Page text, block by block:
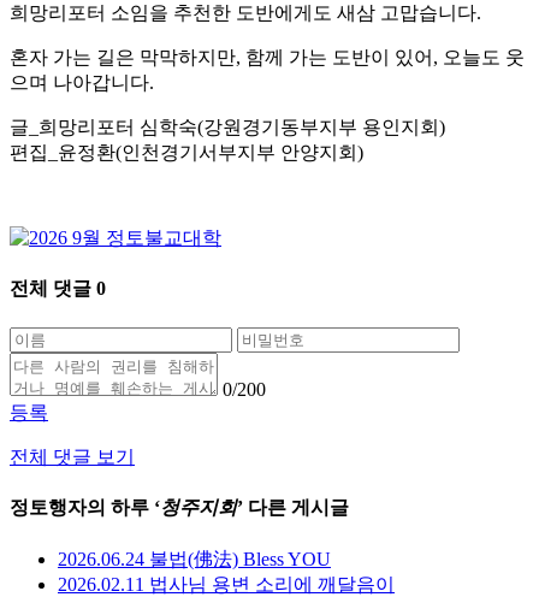
희망리포터 소임을 추천한 도반에게도 새삼 고맙습니다.
혼자 가는 길은 막막하지만, 함께 가는 도반이 있어, 오늘도 웃
으며 나아갑니다.
글_희망리포터 심학숙(강원경기동부지부 용인지회)
편집_윤정환(인천경기서부지부 안양지회)
전체 댓글 0
0/200
등록
전체 댓글 보기
정토행자의 하루 ‘청주지회’ 다른 게시글
2026.06.24 불법(佛法) Bless YOU
2026.02.11 법사님 용변 소리에 깨달음이